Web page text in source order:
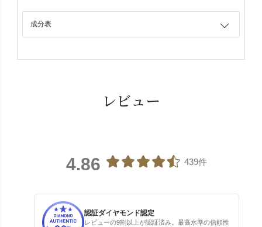
成分表
レビュー
4.86 439件
認証ダイヤモンド認定
レビューの9割以上が認証済み。最高水準の信頼性